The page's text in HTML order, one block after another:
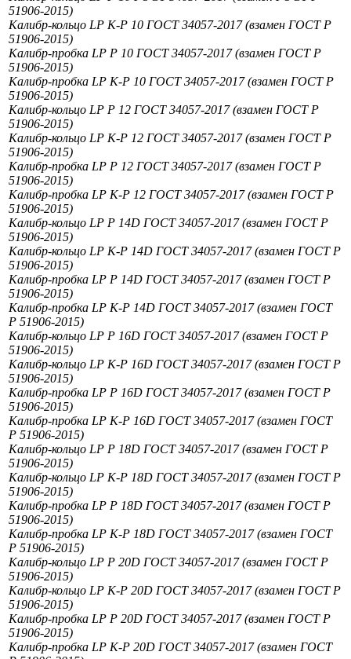
51906-2015)
Калибр-кольцо LP К-Р 10 ГОСТ 34057-2017 (взамен ГОСТ Р
51906-2015)
Калибр-пробка LP Р 10 ГОСТ 34057-2017 (взамен ГОСТ Р
51906-2015)
Калибр-пробка LP К-Р 10 ГОСТ 34057-2017 (взамен ГОСТ Р
51906-2015)
Калибр-кольцо LP Р 12 ГОСТ 34057-2017 (взамен ГОСТ Р
51906-2015)
Калибр-кольцо LP К-Р 12 ГОСТ 34057-2017 (взамен ГОСТ Р
51906-2015)
Калибр-пробка LP Р 12 ГОСТ 34057-2017 (взамен ГОСТ Р
51906-2015)
Калибр-пробка LP К-Р 12 ГОСТ 34057-2017 (взамен ГОСТ Р
51906-2015)
Калибр-кольцо LP Р 14D ГОСТ 34057-2017 (взамен ГОСТ Р
51906-2015)
Калибр-кольцо LP К-Р 14D ГОСТ 34057-2017 (взамен ГОСТ Р
51906-2015)
Калибр-пробка LP Р 14D ГОСТ 34057-2017 (взамен ГОСТ Р
51906-2015)
Калибр-пробка LP К-Р 14D ГОСТ 34057-2017 (взамен ГОСТ
Р 51906-2015)
Калибр-кольцо LP Р 16D ГОСТ 34057-2017 (взамен ГОСТ Р
51906-2015)
Калибр-кольцо LP К-Р 16D ГОСТ 34057-2017 (взамен ГОСТ Р
51906-2015)
Калибр-пробка LP Р 16D ГОСТ 34057-2017 (взамен ГОСТ Р
51906-2015)
Калибр-пробка LP К-Р 16D ГОСТ 34057-2017 (взамен ГОСТ
Р 51906-2015)
Калибр-кольцо LP Р 18D ГОСТ 34057-2017 (взамен ГОСТ Р
51906-2015)
Калибр-кольцо LP К-Р 18D ГОСТ 34057-2017 (взамен ГОСТ Р
51906-2015)
Калибр-пробка LP Р 18D ГОСТ 34057-2017 (взамен ГОСТ Р
51906-2015)
Калибр-пробка LP К-Р 18D ГОСТ 34057-2017 (взамен ГОСТ
Р 51906-2015)
Калибр-кольцо LP Р 20D ГОСТ 34057-2017 (взамен ГОСТ Р
51906-2015)
Калибр-кольцо LP К-Р 20D ГОСТ 34057-2017 (взамен ГОСТ Р
51906-2015)
Калибр-пробка LP Р 20D ГОСТ 34057-2017 (взамен ГОСТ Р
51906-2015)
Калибр-пробка LP К-Р 20D ГОСТ 34057-2017 (взамен ГОСТ